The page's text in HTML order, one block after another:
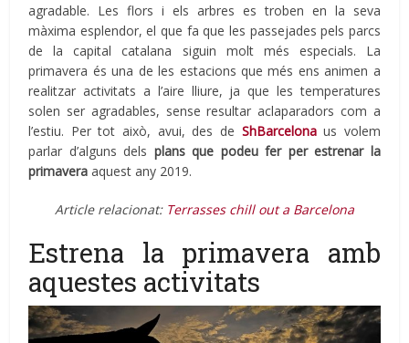
agradable. Les flors i els arbres es troben en la seva
màxima esplendor, el que fa que les passejades pels parcs
de la capital catalana siguin molt més especials. La
primavera és una de les estacions que més ens animen a
realitzar activitats a l’aire lliure, ja que les temperatures
solen ser agradables, sense resultar aclaparadors com a
l’estiu. Per tot això, avui, des de ShBarcelonaus volem
parlar d’alguns dels plans que podeu fer per estrenar la
primavera aquest any 2019.
Article relacionat: Terrasses chill out a Barcelona
Estrena la primavera amb
aquestes activitats